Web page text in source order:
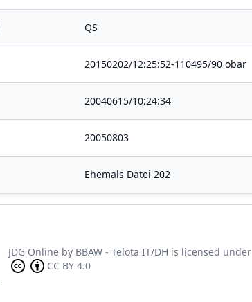
QS
20150202/12:25:52-110495/90 obar
20040615/10:24:34
20050803
Ehemals Datei 202
JDG Onlineby BBAW - Telota IT/DH is licensed under
CC BY 4.0